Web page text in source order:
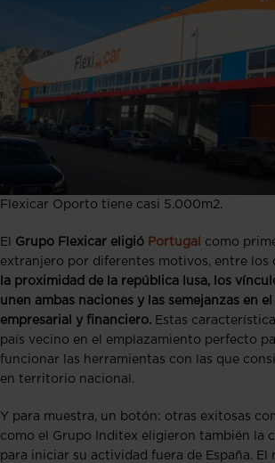
Flexicar Oporto tiene casi 5.000m2.
El Grupo Flexicar eligió Portugal
como
extranjero por diferentes motivos, entre los
la proximidad de la república lusa, los
unen ambas naciones y las semejanzas en
empresarial y financiero. Estas
país vecino en el emplazamiento perfecto
funcionar las herramientas con las que
en territorio nacional.
Y para muestra, un botón: otras exitosas
como el Grupo Inditex eligieron también la
para iniciar su actividad fuera de España. El